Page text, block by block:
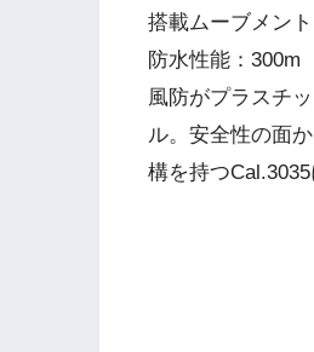
搭載ムーブメン
防水性能：300m
風防がプラスチ
ル。安全性の面
構を持つCal.3035